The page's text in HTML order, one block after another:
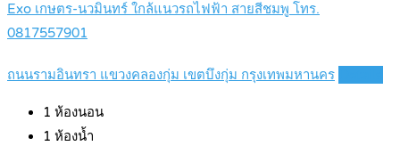
Exo เกษตร-นวมินทร์ ใกล้แนวรถไฟฟ้า สายสีชมพู โทร.
0817557901
ถนนรามอินทรา แขวงคลองกุ่ม เขตบึงกุ่ม กรุงเทพมหานคร
1 ห้องนอน
1 ห้องน้ำ